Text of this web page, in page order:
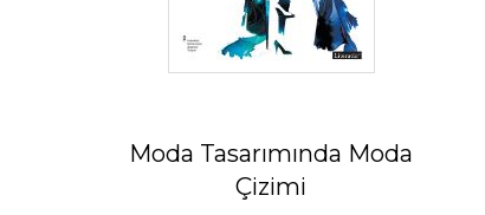
Moda Tasarımında Moda
Çizimi